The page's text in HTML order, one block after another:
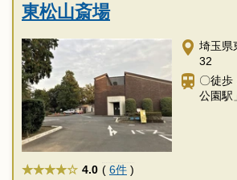
東松山斎場
埼玉県
32
〇徒歩
公園駅
★★★★ 4.0 ( 6件 )